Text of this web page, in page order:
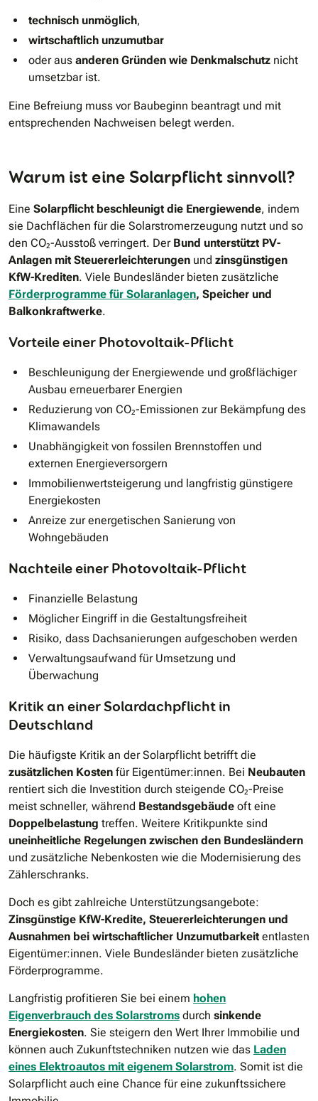
technisch unmöglich,
wirtschaftlich unzumutbar
oder aus anderen Gründen wie Denkmalschutz nicht
umsetzbar ist.
Eine Befreiung muss vor Baubeginn beantragt und mit
entsprechenden Nachweisen belegt werden.
Warum ist eine Solarpflicht sinnvoll?
Eine Solarpflicht beschleunigt die Energiewende, indem
sie Dachflächen für die Solarstromerzeugung nutzt und so
den CO₂-Ausstoß verringert. Der Bund unterstützt PV-
Anlagen mit Steuererleichterungen und zinsgünstigen
KfW-Krediten. Viele Bundesländer bieten zusätzliche
Förderprogramme für Solaranlagen, Speicher und
Balkonkraftwerke.
Vorteile einer Photovoltaik-Pflicht
Beschleunigung der Energiewende und großflächiger
Ausbau erneuerbarer Energien
Reduzierung von CO₂-Emissionen zur Bekämpfung des
Klimawandels
Unabhängigkeit von fossilen Brennstoffen und
externen Energieversorgern
Immobilienwertsteigerung und langfristig günstigere
Energiekosten
Anreize zur energetischen Sanierung von
Wohngebäuden
Nachteile einer Photovoltaik-Pflicht
Finanzielle Belastung
Möglicher Eingriff in die Gestaltungsfreiheit
Risiko, dass Dachsanierungen aufgeschoben werden
Verwaltungsaufwand für Umsetzung und
Überwachung
Kritik an einer Solardachpflicht in
Deutschland
Die häufigste Kritik an der Solarpflicht betrifft die
zusätzlichen Kosten für Eigentümer:innen. Bei Neubauten
rentiert sich die Investition durch steigende CO₂-Preise
meist schneller, während Bestandsgebäude oft eine
Doppelbelastung treffen. Weitere Kritikpunkte sind
uneinheitliche Regelungen zwischen den Bundesländern
und zusätzliche Nebenkosten wie die Modernisierung des
Zählerschranks.
Doch es gibt zahlreiche Unterstützungsangebote:
Zinsgünstige KfW-Kredite, Steuererleichterungen und
Ausnahmen bei wirtschaftlicher Unzumutbarkeit entlasten
Eigentümer:innen. Viele Bundesländer bieten zusätzliche
Förderprogramme.
Langfristig profitieren Sie bei einem hohen
Eigenverbrauch des Solarstroms durch sinkende
Energiekosten. Sie steigern den Wert Ihrer Immobilie und
können auch Zukunftstechniken nutzen wie das Laden
eines Elektroautos mit eigenem Solarstrom. Somit ist die
Solarpflicht auch eine Chance für eine zukunftssichere